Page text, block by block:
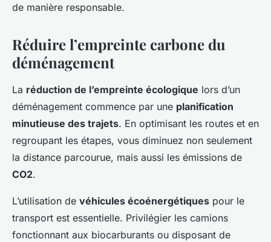
de manière responsable.
Réduire l’empreinte carbone du
déménagement
La réduction de l’empreinte écologique lors d’un
déménagement commence par une planification
minutieuse des trajets. En optimisant les routes et en
regroupant les étapes, vous diminuez non seulement
la distance parcourue, mais aussi les émissions de
CO2.
L’utilisation de véhicules écoénergétiques pour le
transport est essentielle. Privilégier les camions
fonctionnant aux biocarburants ou disposant de